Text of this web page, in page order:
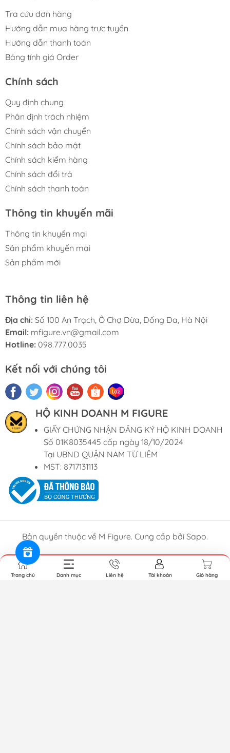
Tra cứu đơn hàng
Hướng dẫn mua hàng trực tuyến
Hướng dẫn thanh toán
Bảng tính giá Order
Chính sách
Quy định chung
Phân định trách nhiệm
Chính sách vận chuyển
Chính sách bảo mật
Chính sách kiểm hàng
Chính sách đổi trả
Chính sách thanh toán
Thông tin khuyến mãi
Thông tin khuyến mại
Sản phẩm khuyến mại
Sản phẩm mới
Thông tin liên hệ
Địa chỉ: Số 100 An Trạch, Ô Chợ Dừa, Đống Đa, Hà Nội
Email: mfigure.vn@gmail.com
Hotline: 098.777.0035
Kết nối với chúng tôi
HỘ KINH DOANH M FIGURE
GIẤY CHỨNG NHẬN ĐĂNG KÝ HỘ KINH DOANH
Số 01K8035445 cấp ngày 18/10/2024
Tại UBND QUẬN NAM TỪ LIÊM
MST: 8717131113
Bản quyền thuộc về M Figure. Cung cấp bởi Sapo.
Trang chủ Danh mục Liên hệ Tài khoản Giỏ hàng